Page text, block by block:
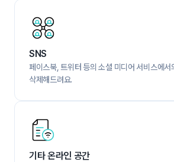
SNS
페이스북, 트위터 등의 소셜 미디어 서비스에서
삭제해드려요.
기타 온라인 공간